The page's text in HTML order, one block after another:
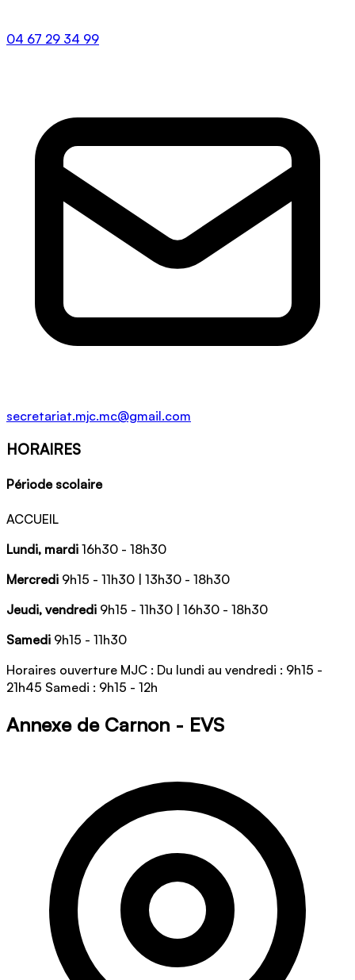
04 67 29 34 99
secretariat.mjc.mc@gmail.com
HORAIRES
Période scolaire
ACCUEIL
Lundi, mardi 16h30 - 18h30
Mercredi 9h15 - 11h30 | 13h30 - 18h30
Jeudi, vendredi 9h15 - 11h30 | 16h30 - 18h30
Samedi 9h15 - 11h30
Horaires ouverture MJC : Du lundi au vendredi : 9h15 -
21h45 Samedi : 9h15 - 12h
Annexe de Carnon - EVS